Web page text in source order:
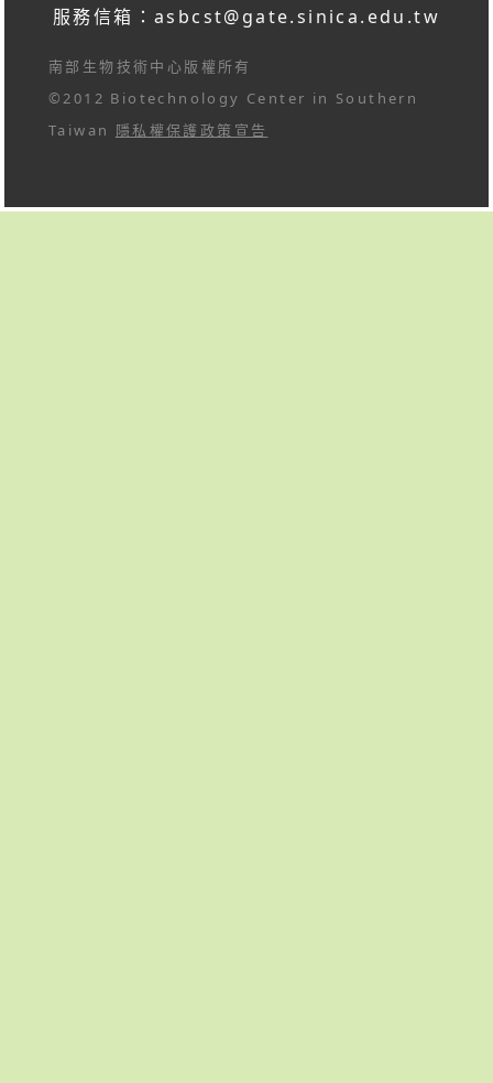
服務信箱： asbcst@gate.sinica.edu.tw
南部生物技術中心版權所有
©2012 Biotechnology Center in Southern
Taiwan 隱私權保護政策宣告